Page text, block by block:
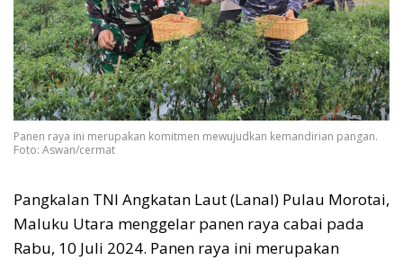
Panen raya ini merupakan komitmen mewujudkan kemandirian pangan.
Foto: Aswan/cermat
Pangkalan TNI Angkatan Laut (Lanal) Pulau Morotai,
Maluku Utara menggelar panen raya cabai pada
Rabu, 10 Juli 2024. Panen raya ini merupakan